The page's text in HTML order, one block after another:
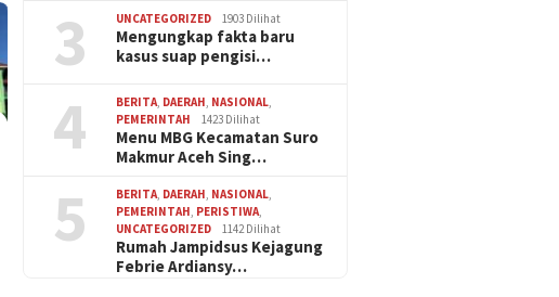
PT Bank Syariah Aceh Singkil
peringati Hut ke 53 Semoga
Bank Aceh Tetap Amanah
LPG 3 kg Bersubsidi Semakin
Mahal, Pemkab Aceh Singkil
Diminta Sidak Jalur Distribusi
3 UNCATEGORIZED 1903 Dilihat
Mengungkap fakta baru
kasus suap pengisi…
4 BERITA, DAERAH, NASIONAL,
PEMERINTAH
1423 Dilihat
Menu MBG Kecamatan Suro
Makmur Aceh Sing…
5 BERITA, DAERAH, NASIONAL,
PEMERINTAH, PERISTIWA,
UNCATEGORIZED
1142 Dilihat
Rumah Jampidsus Kejagung
Febrie Ardiansy…